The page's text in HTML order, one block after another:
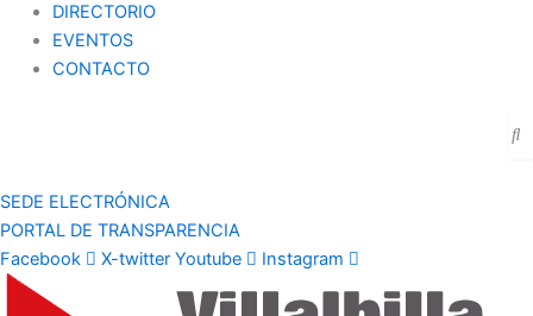
DIRECTORIO
EVENTOS
CONTACTO
SEDE ELECTRÓNICA
PORTAL DE TRANSPARENCIA
Facebook
X-twitter Youtube Instagram